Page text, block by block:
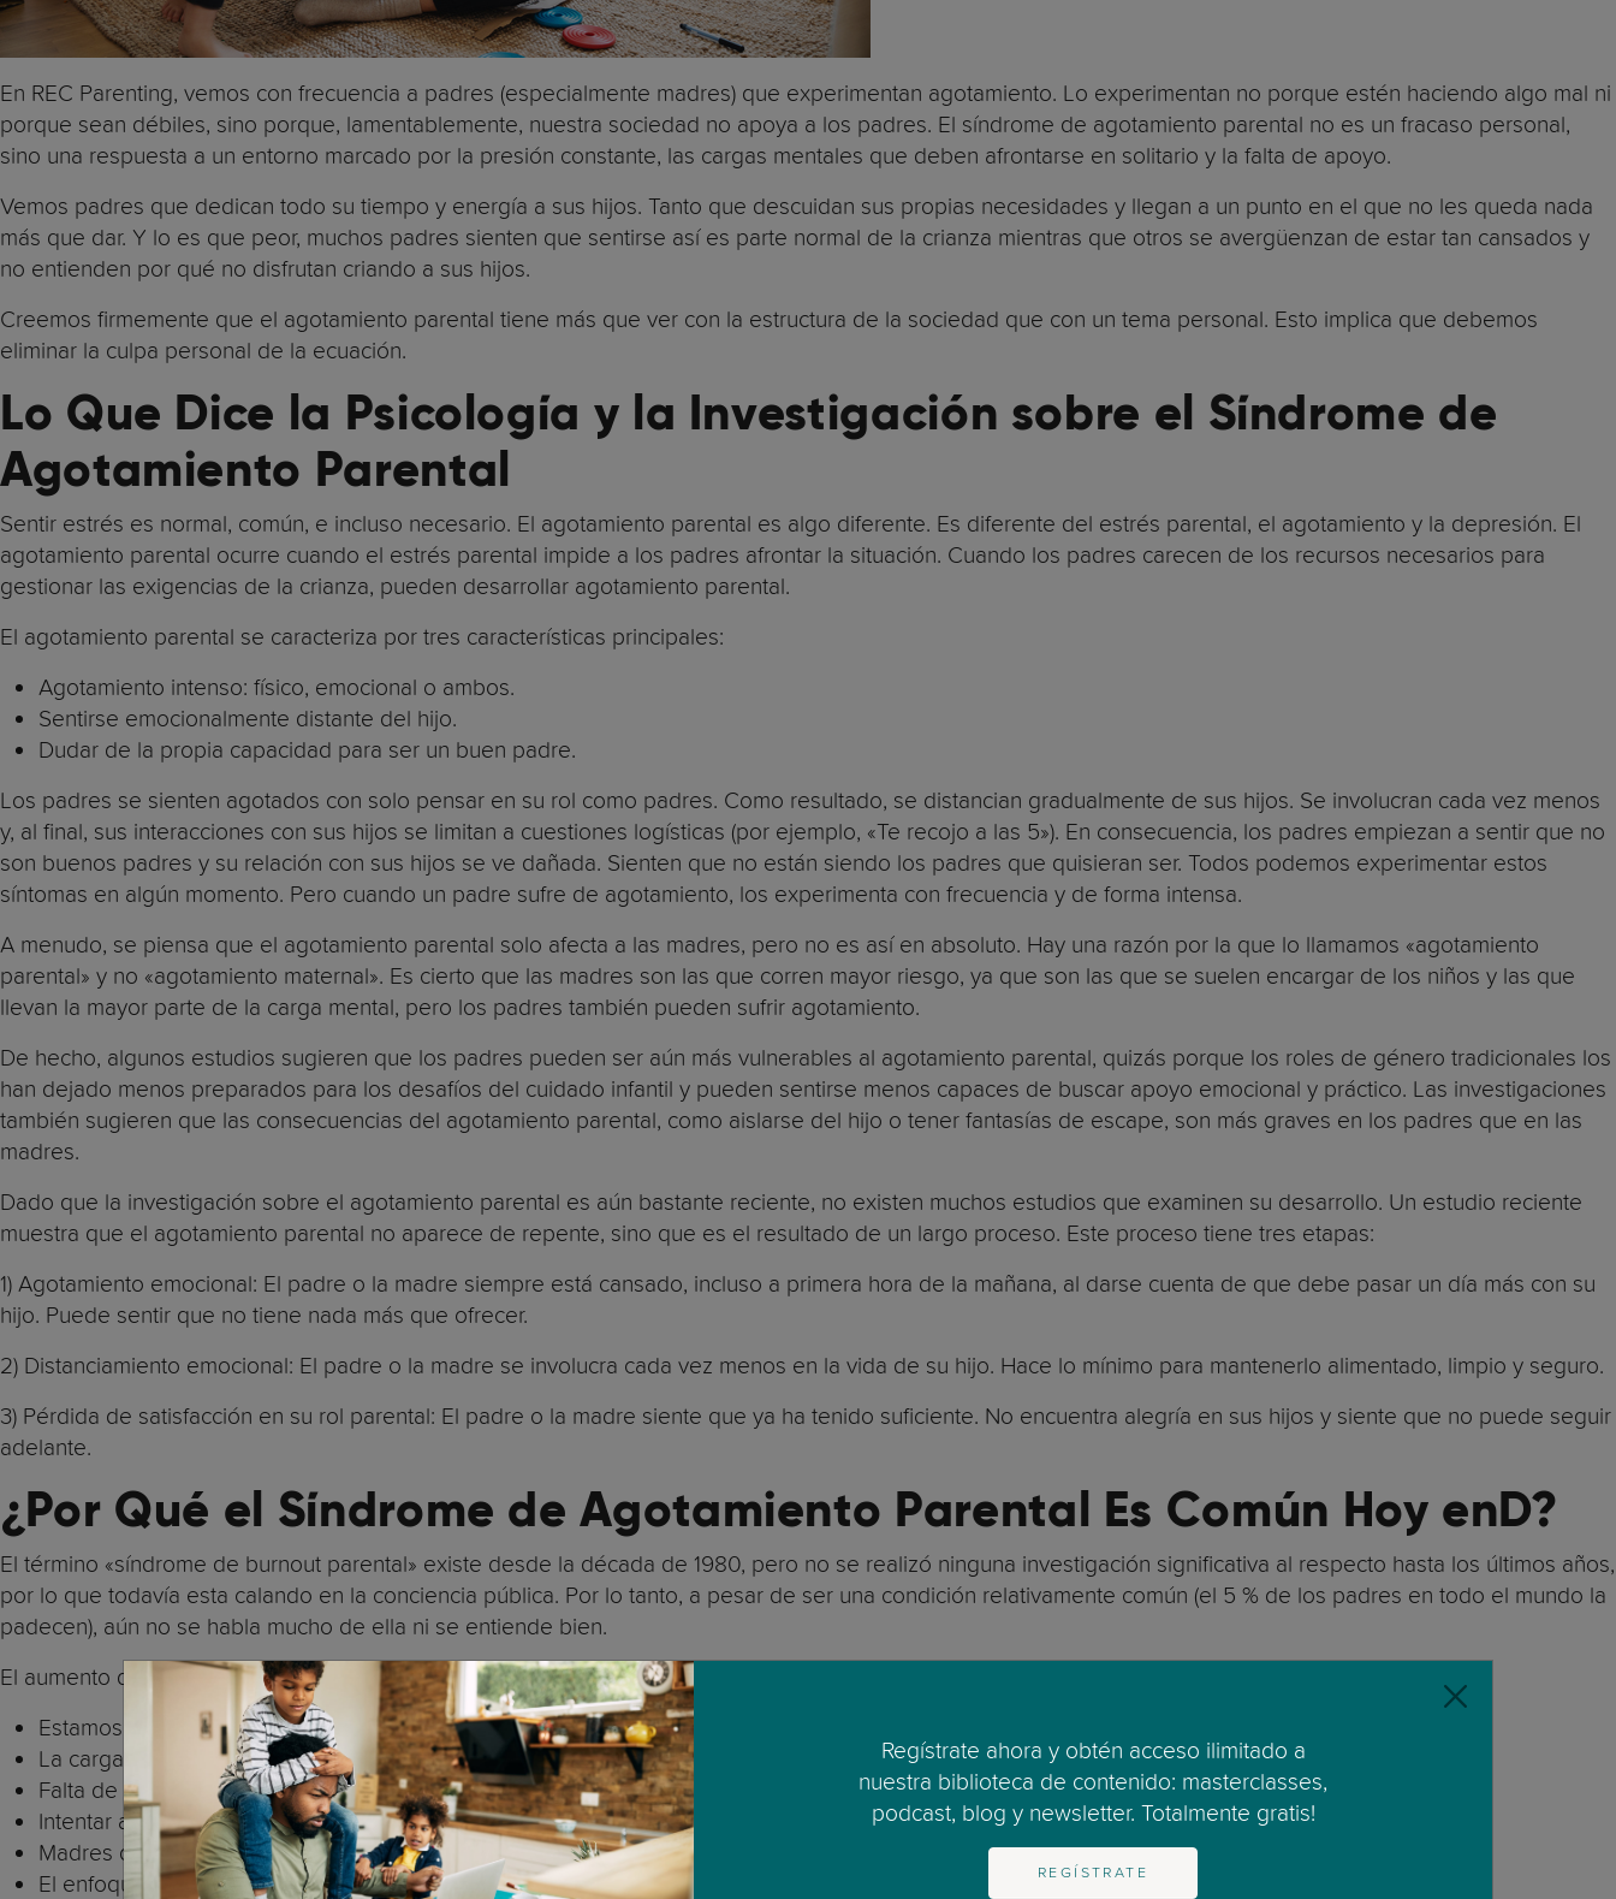
En REC Parenting, vemos con frecuencia a padres (especialmente madres) que experimentan agotamiento. Lo experimentan no porque estén haciendo algo mal ni
porque sean débiles, sino porque, lamentablemente, nuestra sociedad no apoya a los padres. El síndrome de agotamiento parental no es un fracaso personal,
sino una respuesta a un entorno marcado por la presión constante, las cargas mentales que deben afrontarse en solitario y la falta de apoyo.
Vemos padres que dedican todo su tiempo y energía a sus hijos. Tanto que descuidan sus propias necesidades y llegan a un punto en el que no les queda nada
más que dar. Y lo es que peor, muchos padres sienten que sentirse así es parte normal de la crianza mientras que otros se avergüenzan de estar tan cansados ​​y
no entienden por qué no disfrutan criando a sus hijos.
Creemos firmemente que el agotamiento parental tiene más que ver con la estructura de la sociedad que con un tema personal. Esto implica que debemos
eliminar la culpa personal de la ecuación.
Lo Que Dice la Psicología y la Investigación sobre el Síndrome de
Agotamiento Parental
Sentir estrés es normal, común, e incluso necesario. El agotamiento parental es algo diferente. Es diferente del estrés parental, el agotamiento y la depresión. El
agotamiento parental ocurre cuando el estrés parental impide a los padres afrontar la situación. Cuando los padres carecen de los recursos necesarios para
gestionar las exigencias de la crianza, pueden desarrollar agotamiento parental.
El agotamiento parental se caracteriza por tres características principales:
Agotamiento intenso: físico, emocional o ambos.
Sentirse emocionalmente distante del hijo.
Dudar de la propia capacidad para ser un buen padre.
Los padres se sienten agotados con solo pensar en su rol como padres. Como resultado, se distancian gradualmente de sus hijos. Se involucran cada vez menos
y, al final, sus interacciones con sus hijos se limitan a cuestiones logísticas (por ejemplo, «Te recojo a las 5»). En consecuencia, los padres empiezan a sentir que no
son buenos padres y su relación con sus hijos se ve dañada. Sienten que no están siendo los padres que quisieran ser. Todos podemos experimentar estos
síntomas en algún momento. Pero cuando un padre sufre de agotamiento, los experimenta con frecuencia y de forma intensa.
A menudo, se piensa que el agotamiento parental solo afecta a las madres, pero no es así en absoluto. Hay una razón por la que lo llamamos «agotamiento
parental» y no «agotamiento maternal». Es cierto que las madres son las que corren mayor riesgo, ya que son las que se suelen encargar de los niños y las que
llevan la mayor parte de la carga mental, pero los padres también pueden sufrir agotamiento.
De hecho, algunos estudios sugieren que los padres pueden ser aún más vulnerables al agotamiento parental, quizás porque los roles de género tradicionales los
han dejado menos preparados para los desafíos del cuidado infantil y pueden sentirse menos capaces de buscar apoyo emocional y práctico. Las investigaciones
también sugieren que las consecuencias del agotamiento parental, como aislarse del hijo o tener fantasías de escape, son más graves en los padres que en las
madres.
Dado que la investigación sobre el agotamiento parental es aún bastante reciente, no existen muchos estudios que examinen su desarrollo. Un estudio reciente
muestra que el agotamiento parental no aparece de repente, sino que es el resultado de un largo proceso. Este proceso tiene tres etapas:
1) Agotamiento emocional: El padre o la madre siempre está cansado, incluso a primera hora de la mañana, al darse cuenta de que debe pasar un día más con su
hijo. Puede sentir que no tiene nada más que ofrecer.
2) Distanciamiento emocional: El padre o la madre se involucra cada vez menos en la vida de su hijo. Hace lo mínimo para mantenerlo alimentado, limpio y seguro.
3) Pérdida de satisfacción en su rol parental: El padre o la madre siente que ya ha tenido suficiente. No encuentra alegría en sus hijos y siente que no puede seguir
adelante.
¿Por Qué el Síndrome de Agotamiento Parental Es Común Hoy enD?
El término «síndrome de burnout parental» existe desde la década de 1980, pero no se realizó ninguna investigación significativa al respecto hasta los últimos años,
por lo que todavía esta calando en la conciencia pública. Por lo tanto, a pesar de ser una condición relativamente común (el 5 % de los padres en todo el mundo la
padecen), aún no se habla mucho de ella ni se entiende bien.
El aumento del agotamiento parental está relacionado con factores estructurales y sociales más amplios:
Estamos criando a nuestros hijos de manera muy intensiva.
La carga mental recae en las madres, incluso cuando ambos miembros de la pareja trabajan fuera de casa.
Falta de equilibrio entre la vida laboral y personal.
Intentar alcanzar el mito de la madre perfecta.
Madres que se sienten solas porque no tienen una red de apoyo
El enfoque en la productividad tan prevalente en la sociedad actual.
Regístrate ahora y obtén acceso ilimitado a
nuestra biblioteca de contenido: masterclasses,
podcast, blog y newsletter. Totalmente gratis!
REGÍSTRATE